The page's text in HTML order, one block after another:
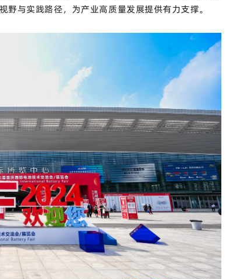
与实践路径，为产业高质量发展提供有力支撑。